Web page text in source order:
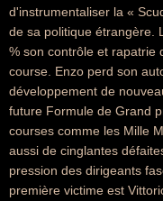
d'instrumentaliser la «
de sa politique étrangère.
% son contrôle et rapatrie
course. Enzo perd son
développement de
future Formule de Grand
courses comme les Mille
aussi de cinglantes
pression des dirigeants
première victime est